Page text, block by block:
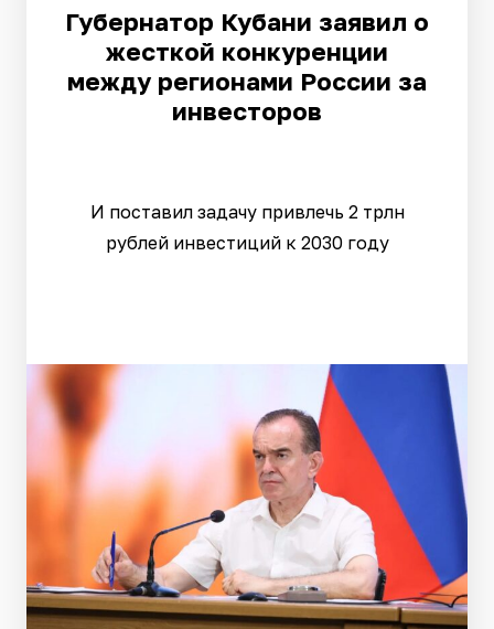
Губернатор Кубани заявил о
жесткой конкуренции
между регионами России за
инвесторов
И поставил задачу привлечь 2 трлн
рублей инвестиций к 2030 году